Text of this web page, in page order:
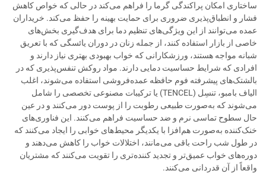
ساختاری امکان پراکندگی گرما را فراهم می‌کند در حالی که خواص کاهش
فشار و انطباق‌پذیری ضروری برای حمایت بهینه را حفظ می‌کند. خریداران
عمده می‌توانند از این ویژگی‌های تنظیم دما برای هدف‌گیری بخش‌های
خاصی از بازار استفاده کنند، از جمله زنان در دوران یائسگی که با تعریق
شبانه مواجه هستند، ورزشکارانی که خواب بهبودی بهتری نیاز دارند و
افرادی که شرایط حساسیت دمایی دارند. مواد روکش تنفس‌پذیری که در
بالشتک‌های پیشرفته فوم حافظه عمده‌فروشی استفاده می‌شوند، اغلب
الیاف بامبو، تنسِل (TENCEL) یا ترکیبات مصنوعی تخصصی را شامل
می‌شوند که به‌صورت طبیعی رطوبت را از پوست دور می‌کنند و در عین
حال سطوح تماسی نرم و ضد حساسیت فراهم می‌کنند. این فناوری‌های
خنک‌کننده به‌صورت هم‌افزا با یکدیگر محیط‌های خوابی را ایجاد می‌کنند که
در طول شب راحت باقی می‌مانند، اختلالات خواب را کاهش می‌دهند و
دوره‌های خواب عمیق‌تر و تجدید کننده‌تری را تقویت می‌کنند که مشتریان
واقعاً از آن قدردانی می‌کنند.